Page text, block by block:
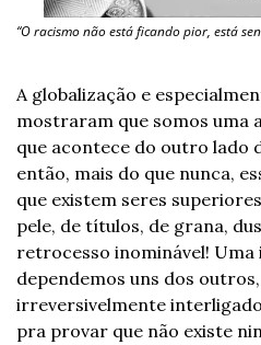
“O racismo não está ficando pior, está
A globalização e
mostraram que somos uma
que acontece do outro lado
então, mais do que nunca,
que existem seres
pele, de títulos, de grana,
retrocesso inominável! Uma
dependemos uns dos
irreversivelmente
pra provar que não existe